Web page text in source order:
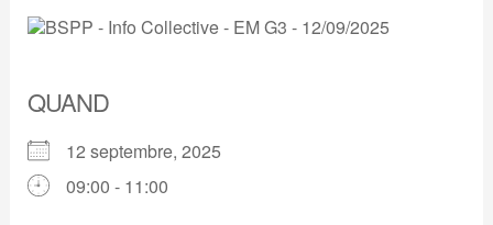
QUAND
12 septembre, 2025
09:00 - 11:00